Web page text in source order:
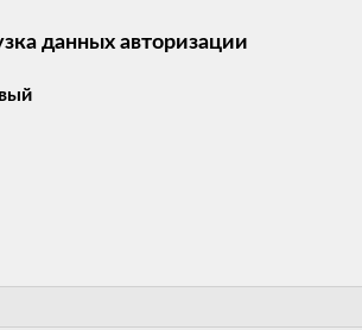
данных авторизации